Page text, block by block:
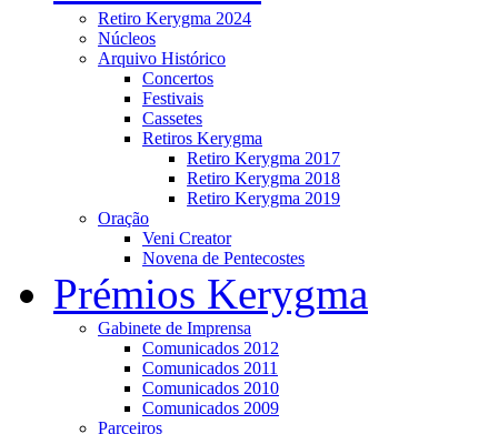
Retiro Kerygma 2024
Núcleos
Arquivo Histórico
Concertos
Festivais
Cassetes
Retiros Kerygma
Retiro Kerygma 2017
Retiro Kerygma 2018
Retiro Kerygma 2019
Oração
Veni Creator
Novena de Pentecostes
Prémios Kerygma
Gabinete de Imprensa
Comunicados 2012
Comunicados 2011
Comunicados 2010
Comunicados 2009
Parceiros